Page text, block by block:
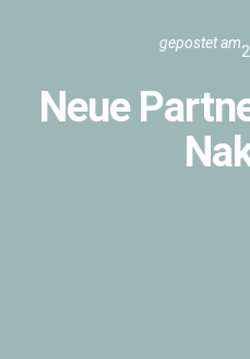
gepostet am
Neue